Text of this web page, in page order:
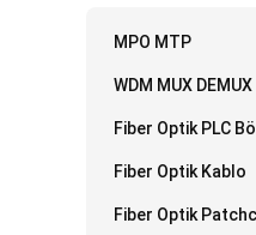
MPO MTP
WDM MUX DEMUX
Fiber Optik PLC
Fiber Optik Kablo
Fiber Optik